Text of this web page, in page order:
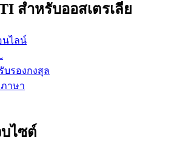
สำหรับออสเตรเลีย
นไลน์
บรองกงสุล
าษา
บไซต์